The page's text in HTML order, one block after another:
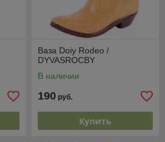
Ваза Doiy Rodeo /
DYVASROCBY
В наличии
190 руб.
Купить